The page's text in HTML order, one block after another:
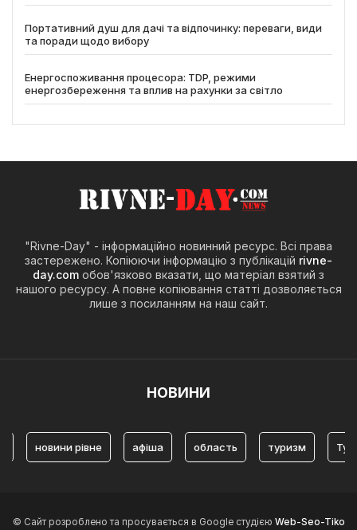
Портативний душ для дачі та відпочинку: переваги, види
та поради щодо вибору
Енергоспоживання процесора: TDP, режими
енергозбереження та вплив на рахунки за світло
"Rivne-Day" - інформаційно новинний ресурс. Всі права
застережено. Копіюючи інформацію з публікацій rivne-
day.com обов'язково вказати, що матеріал взятий з
нашого ресурсу. А повне копіювання статті дозволяється
лише з посиланням на наш сайт.
НОВИНИ
рівне афіша область туризм Туризм Рівне
© Сайт розроблено та просувається в Google студією Web-Seo-Tiko